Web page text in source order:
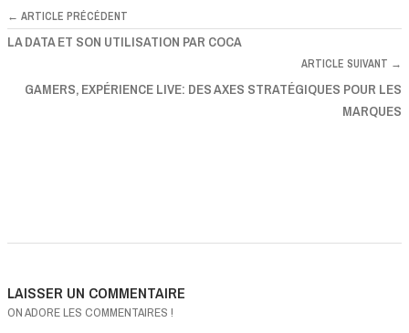
← ARTICLE PRÉCÉDENT
LA DATA ET SON UTILISATION PAR COCA
ARTICLE SUIVANT →
GAMERS, EXPÉRIENCE LIVE: DES AXES STRATÉGIQUES POUR LES
MARQUES
LAISSER UN COMMENTAIRE
ON ADORE LES COMMENTAIRES !